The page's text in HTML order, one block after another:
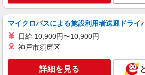
マイクロバスによる施設利用者送迎ドライ
日給 10,900円〜10,900円
神戸市須磨区
詳細を見る